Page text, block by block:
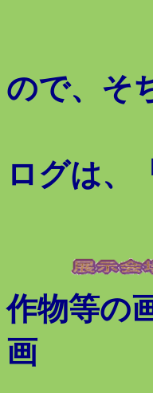
ので、そ
ログは、
作物等の
画